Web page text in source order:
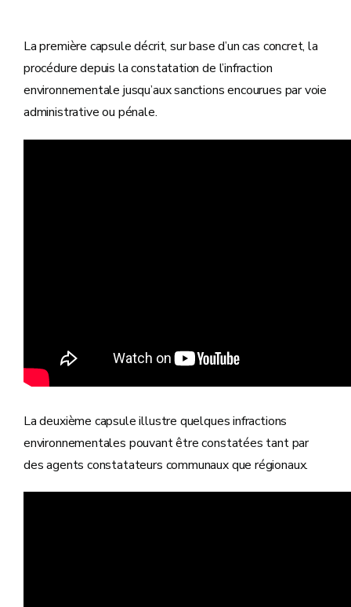
La première capsule décrit, sur base d’un cas concret, la
procédure depuis la constatation de l’infraction
environnementale jusqu’aux sanctions encourues par voie
administrative ou pénale.
La deuxième capsule illustre quelques infractions
environnementales pouvant être constatées tant par
des agents constatateurs communaux que régionaux.